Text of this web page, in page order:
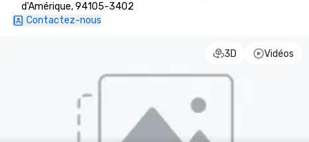
d'Amérique, 94105-3402
Contactez-nous
3D Vidéos